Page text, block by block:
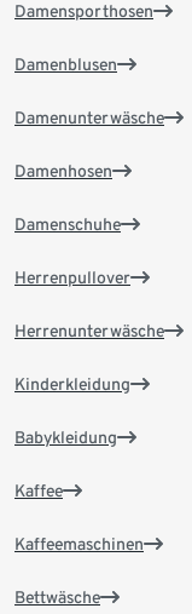
Damensporthosen
Damenblusen
Damenunterwäsche
Damenhosen
Damenschuhe
Herrenpullover
Herrenunterwäsche
Kinderkleidung
Babykleidung
Kaffee
Kaffeemaschinen
Bettwäsche